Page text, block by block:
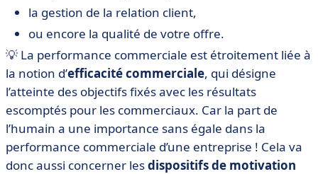
la gestion de la relation client,
ou encore la qualité de votre offre.
💡 La performance commerciale est étroitement liée à
la notion d’efficacité commerciale, qui désigne
l’atteinte des objectifs fixés avec les résultats
escomptés pour les commerciaux. Car la part de
l’humain a une importance sans égale dans la
performance commerciale d’une entreprise ! Cela va
donc aussi concerner lesdispositifs de motivation